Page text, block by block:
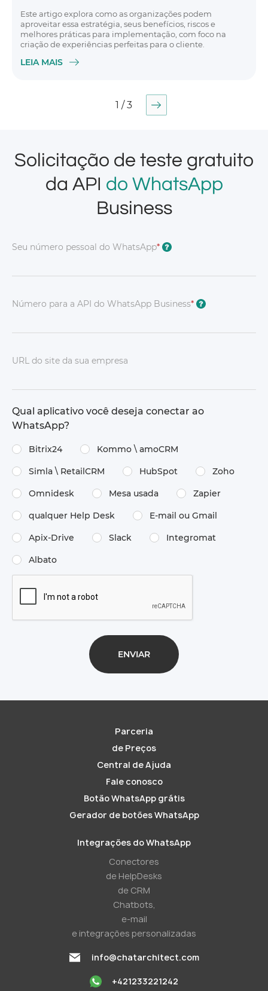
Este artigo explora como as organizações podem
aproveitar essa estratégia, seus benefícios, riscos e
melhores práticas para implementação, com foco na
criação de experiências perfeitas para o cliente.
LEIA MAIS
1 / 3
Solicitação de teste gratuito
da API do WhatsApp
Business
Seu número pessoal do WhatsApp* ?
Número para a API do WhatsApp Business* ?
URL do site da sua empresa
Qual aplicativo você deseja conectar ao
WhatsApp?
Bitrix24 Kommo \ amoCRM
Simla \ RetailCRM HubSpot Zoho
Omnidesk Mesa usada Zapier
qualquer Help Desk E-mail ou Gmail
Apix-Drive Slack Integromat
Albato
Parceria
de Preços
Central de Ajuda
Fale conosco
Botão WhatsApp grátis
Gerador de botões WhatsApp
Integrações do WhatsApp
Conectores
de HelpDesks
de CRM
Chatbots,
e-mail
e integrações personalizadas
info@chatarchitect.com
+421233221242